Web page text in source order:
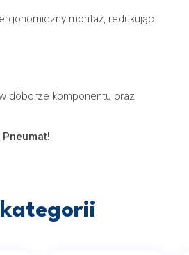
montaż, redukując
doborze komponentu oraz